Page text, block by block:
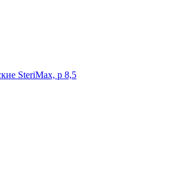
SteriMax, р 8,5